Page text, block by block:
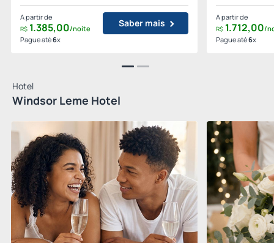
A partir de
R$ 1.385,00/noite
Pague até6x
Saber mais
A partir de
R$ 1.712,00/
Pague até6x
Hotel
Windsor Leme Hotel